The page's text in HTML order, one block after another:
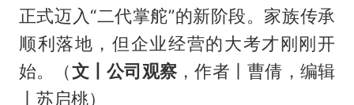
正式迈入“二代掌舵”的新阶段。家族传承
顺利落地，但企业经营的大考才刚刚开
始。（文丨公司观察 ，作者丨曹倩，编辑
丨苏启桃）